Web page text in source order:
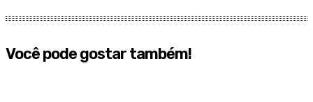
Você pode gostar também!